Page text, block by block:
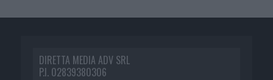
DIRETTA MEDIA ADV SRL
P.I. 02839380306